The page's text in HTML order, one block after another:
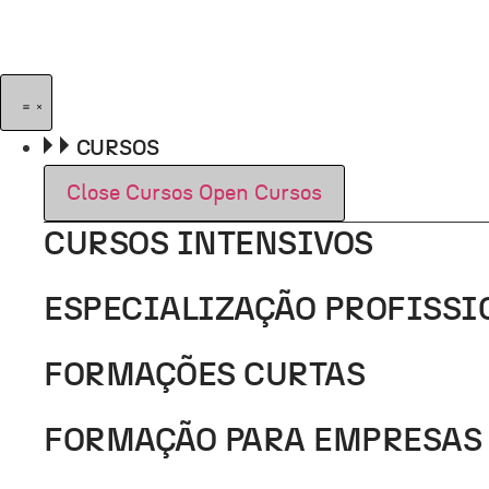
o
conteúdo
CURSOS
Close Cursos Open Cursos
CURSOS INTENSIVOS
ESPECIALIZAÇÃO
FORMAÇÕES CURTAS
FORMAÇÃO PARA EMPRESAS